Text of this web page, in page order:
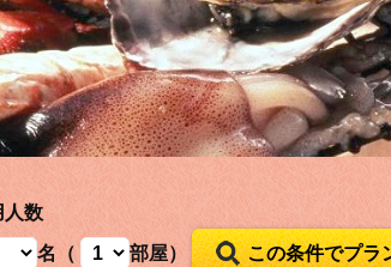
人数
名（ 部屋） この条件でプラ